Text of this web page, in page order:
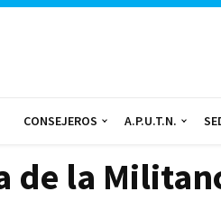
CONSEJEROS A.P.U.T.N.
de la